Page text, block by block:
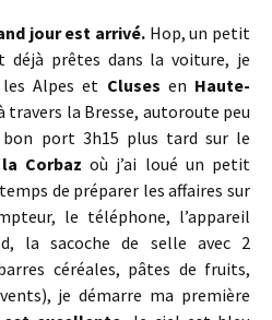
jour est arrivé. Hop, un petit
déjà prêtes dans la voiture, je
Alpes et Cluses en Haute-
travers la Bresse, autoroute peu
bon port 3h15 plus tard sur le
Corbaz où j’ai loué un petit
de préparer les affaires sur
le téléphone, l’appareil
la sacoche de selle avec 2
céréales, pâtes de fruits,
je démarre ma première